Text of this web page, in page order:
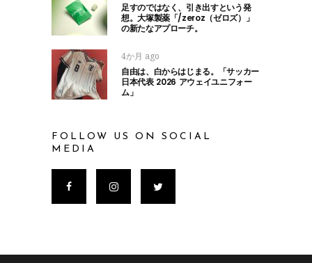
足すのではなく、引き出すという発
想。大塚製薬「/zeroz（ゼロズ）」
の新たなアプローチ。
4か月 ago
自由は、白からはじまる。「サッカー
日本代表 2026 アウェイユニフォー
ム」
FOLLOW US ON SOCIAL
MEDIA